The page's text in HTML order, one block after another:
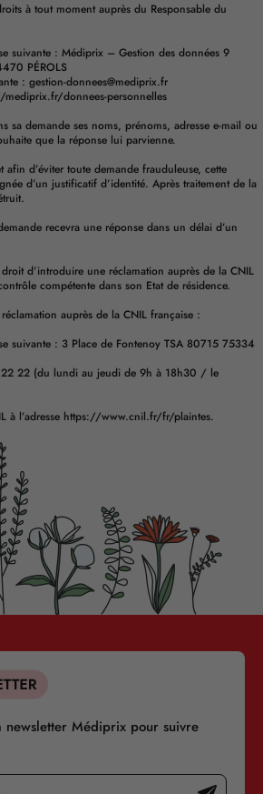
à tout moment auprès du Responsable du
suivante : Médiprix – Gestion des données 9
PÉROLS
: gestion-donnees@mediprix.fr
donnees-personnelles
sa demande ses noms, prénoms, adresse e-mail ou
que la réponse lui parvienne.
afin d’éviter toute demande frauduleuse, cette
d’un justificatif d’identité. Après traitement de la
recevra une réponse dans un délai d’un
d’introduire une réclamation auprès de la CNIL
compétente dans son Etat de résidence.
auprès de la CNIL française :
suivante : 3 Place de Fontenoy TSA 80715 75334
22 (du lundi au jeudi de 9h à 18h30 / le
à l’adresse https://www.cnil.fr/fr/plaintes.
newsletter Médiprix pour suivre